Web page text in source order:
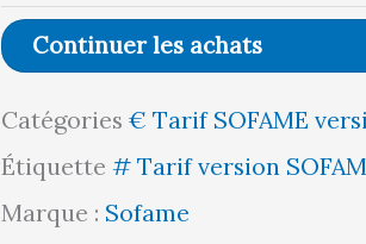
-
Plateau
Stratifié
STRAT40
l1500
Continuer les achats
Catégories € Tarif SOFAME
Étiquette # Tarif version
Marque : Sofame